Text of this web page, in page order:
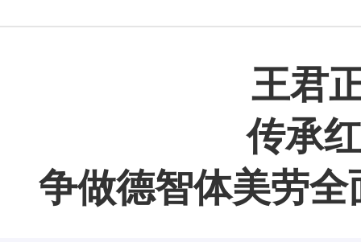
王君
传承
争做德智体美劳